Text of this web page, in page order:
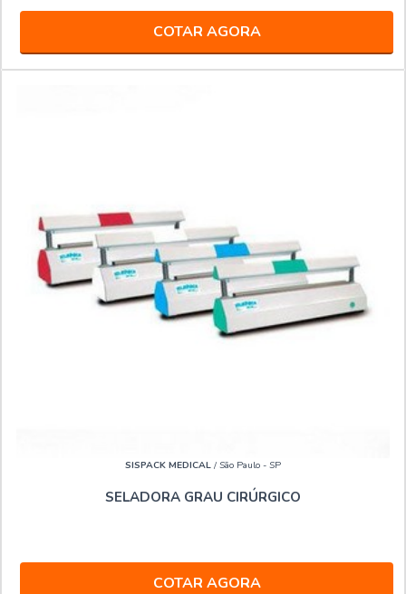
COTAR AGORA
SISPACK MEDICAL / São Paulo - SP
SELADORA GRAU CIRÚRGICO
COTAR AGORA